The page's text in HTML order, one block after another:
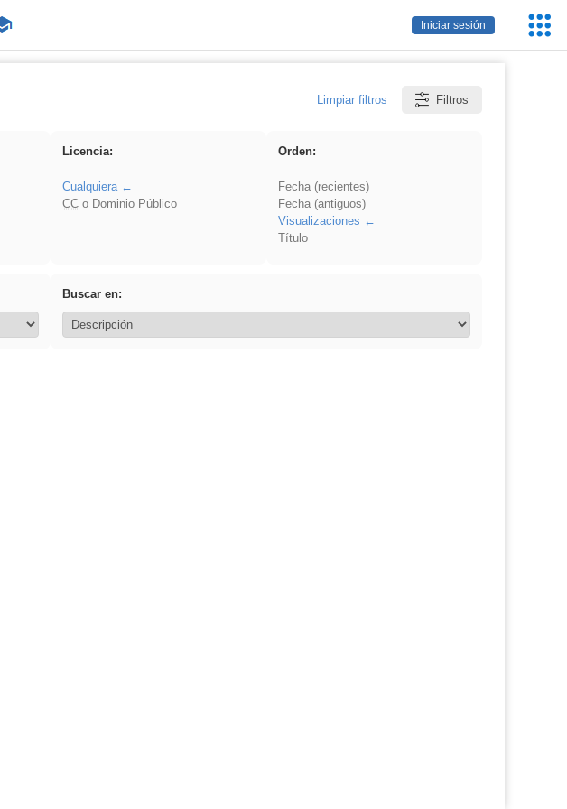
Iniciar sesión
Limpiar filtros Filtros
Licencia:
Cualquiera
CCo Dominio Público
Orden:
Fecha (recientes)
Fecha (antiguos)
Visualizaciones
Título
Buscar en: